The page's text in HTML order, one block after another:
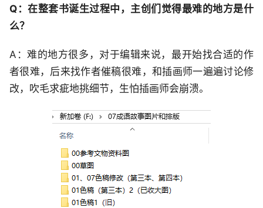
Q：在整套书诞生过程中，主创们觉得最难的地方是什
么？
A：难的地方很多，对于编辑来说，最开始找合适的作
者很难，后来找作者催稿很难，和插画师一遍遍讨论修
改，吹毛求疵地挑细节，生怕插画师会崩溃。